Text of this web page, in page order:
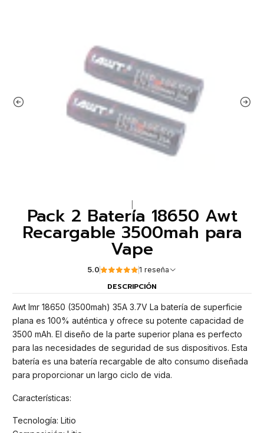
Pack 2 Batería 18650 Awt
Recargable 3500mah para
Vape
5.0 1 reseña
DESCRIPCIÓN
Awt Imr 18650 (3500mah) 35A 3.7V La batería de superficie
plana es 100% auténtica y ofrece su potente capacidad de
3500 mAh. El diseño de la parte superior plana es perfecto
para las necesidades de seguridad de sus dispositivos. Esta
batería es una batería recargable de alto consumo diseñada
para proporcionar un largo ciclo de vida.
Características:
Tecnología: Litio